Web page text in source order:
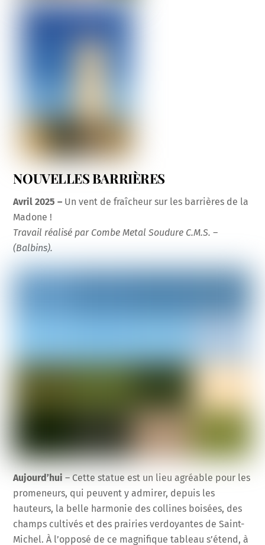
NOUVELLES BARRIÈRES
Avril 2025 – Un vent de fraîcheur sur les barrières de la
Madone !
Travail réalisé par Combe Metal Soudure C.M.S. –
(Balbins).
Aujourd’hui – Cette statue est un lieu agréable pour les
promeneurs, qui peuvent y admirer, depuis les
hauteurs, la belle harmonie des collines boisées, des
champs cultivés et des prairies verdoyantes de Saint-
Michel. À l’opposé de ce magnifique tableau s’étend, à